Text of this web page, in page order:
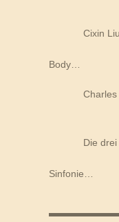
Cixin
Body…
Die
Sinfonie…